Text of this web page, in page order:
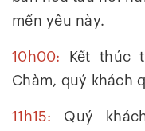
mến yêu này.
10h00: Kết thúc
Chàm, quý khách
11h15: Quý